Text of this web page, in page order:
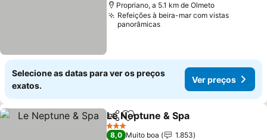
Propriano, a 5.1 km de Olmeto
Refeições à beira-mar com vistas
panorâmicas
Selecione as datas para ver os preços
exatos.
Ver preços
PartilharAdicionar aos favoritos
Le Neptune & Spa
3 Estrelas
8,0 Muito boa
1.853